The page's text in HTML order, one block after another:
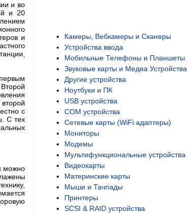
и во
и 20
и
с
С тех
можно
Камеры, Вебкамеры и Сканеры
Устройства ввода
Мобильные Телефоны и Планшеты
Звуковые карты и Медиа Устройства
Другие устройства
Ноутбуки и ПК
USB устройства
COM устройства
Сетевые карты (WiFi адаптеры)
Мониторы
Модемы
Мультифункциональные устройства
Видеокарты
Материнские карты
Мыши и Тачпады
Принтеры
SCSI & RAID устройства